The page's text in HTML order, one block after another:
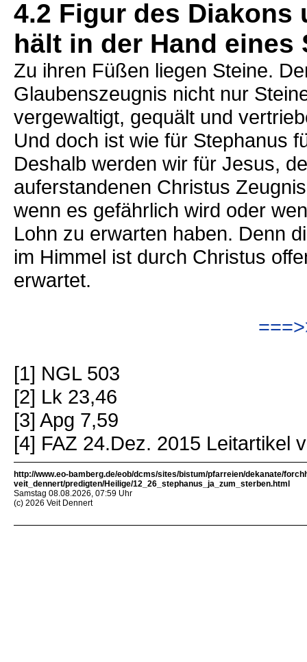
4.2 Figur des Diakons
hält in der Hand eines
Zu ihren Füßen liegen Steine.
Glaubenszeugnis nicht nur
vergewaltigt, gequält und
Und doch ist wie für Stephanus
Deshalb werden wir für Jesus,
auferstandenen Christus
wenn es gefährlich wird oder
Lohn zu erwarten haben. Denn
im Himmel ist durch Christus
erwartet.
[1] NGL 503
[2] Lk 23,46
[3] Apg 7,59
[4] FAZ 24.Dez. 2015 Leitartikel
http://www.eo-bamberg.de/eob/dcms/sites/bistum/pfarreien/dekanate/
veit_dennert/predigten/Heilige/12_26_stephanus_ja_zum_sterben.html
Samstag 08.08.2026, 07:59 Uhr
(c) 2026 Veit Dennert